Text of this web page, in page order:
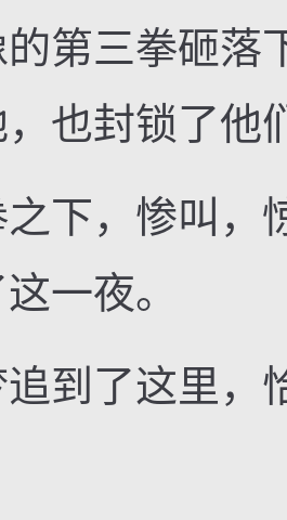
三拳砸落
也封锁了他
，惨叫，
一夜。
了这里，